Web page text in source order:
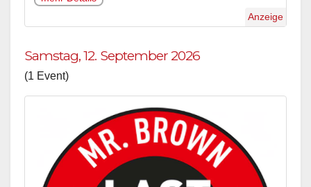
Anzeige
Samstag, 12. September 2026
(1 Event)